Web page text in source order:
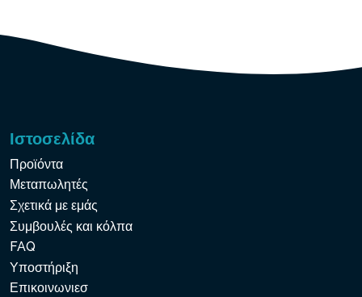
Ιστοσελίδα
Προϊόντα
Μεταπωλητές
Σχετικά με εμάς
Συμβουλές και κόλπα
FAQ
Υποστήριξη
Επικοινωνιεσ